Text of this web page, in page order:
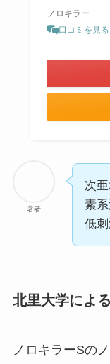
ノロキラー
口コミを見る
著者
次
素
低
北里大学によ
ノロキラーSの